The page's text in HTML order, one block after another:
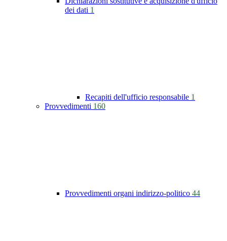
dei dati 1
Recapiti dell'ufficio responsabile 1
Provvedimenti 160
Provvedimenti organi indirizzo-politico 44